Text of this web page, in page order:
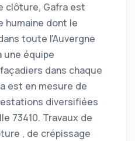
clôture, Gafra est
humaine dont le
toute l'Auvergne
une équipe
dans chaque
est en mesure de
diversifiées
73410. Travaux de
, de crépissage